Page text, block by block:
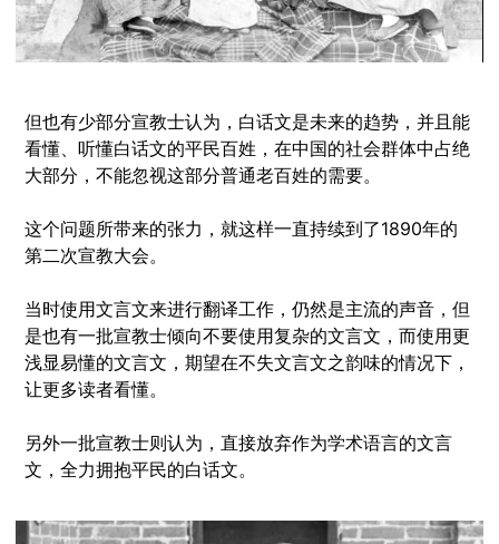
但也有少部分宣教士认为，白话文是未来的趋势，并且能
看懂、听懂白话文的平民百姓，在中国的社会群体中占绝
大部分，不能忽视这部分普通老百姓的需要。
这个问题所带来的张力，就这样一直持续到了1890年的
第二次宣教大会。
当时使用文言文来进行翻译工作，仍然是主流的声音，但
是也有一批宣教士倾向不要使用复杂的文言文，而使用更
浅显易懂的文言文，期望在不失文言文之韵味的情况下，
让更多读者看懂。
另外一批宣教士则认为， 直接放弃作为学术语言的文言
文，全力拥抱平民的白话文。